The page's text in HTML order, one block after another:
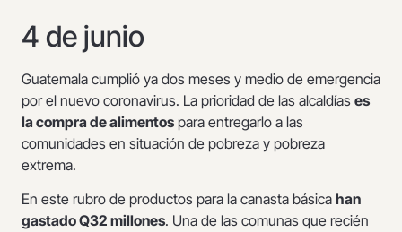
4 de junio
Guatemala cumplió ya dos meses y medio de emergencia
por el nuevo coronavirus. La prioridad de las alcaldías es
la compra de alimentos para entregarlo a las
comunidades en situación de pobreza y pobreza
extrema.
En este rubro de productos para la canasta básica han
gastado Q32 millones. Una de las comunas que recién